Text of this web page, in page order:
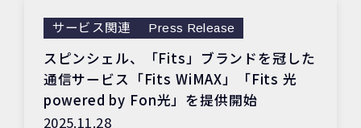
サービス関連 Press Release
スピンシェル、「Fits」ブランドを冠した
通信サービス「Fits WiMAX」「Fits 光
powered by Fon光」を提供開始
2025.11.28